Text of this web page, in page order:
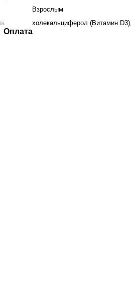
Взрослым
холекальциферол (Витамин
Оплата